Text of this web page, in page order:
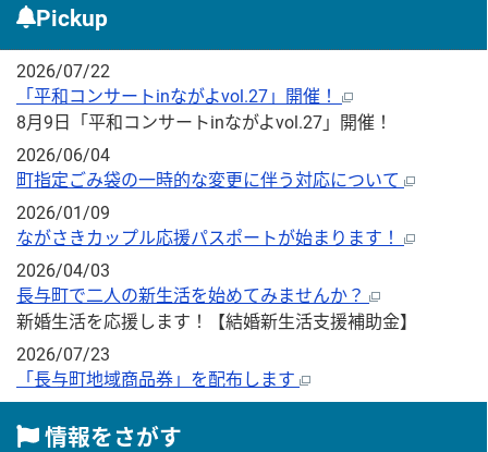
Pickup
2026/07/22
「平和コンサートinながよvol.27」開催！
8月9日「平和コンサートinながよvol.27」開催！
2026/06/04
町指定ごみ袋の一時的な変更に伴う対応について
2026/01/09
ながさきカップル応援パスポートが始まります！
2026/04/03
長与町で二人の新生活を始めてみませんか？
新婚生活を応援します！【結婚新生活支援補助金】
2026/07/23
「長与町地域商品券」を配布します
情報をさがす